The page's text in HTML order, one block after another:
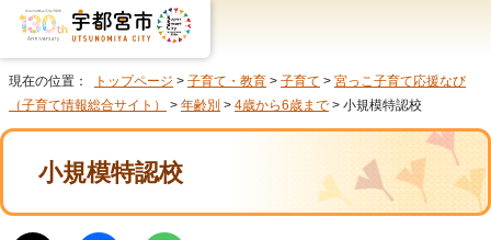
現在の位置： トップページ > 子育て・教育 > 子育て > 宮っこ子育て応援なび
（子育て情報総合サイト）
> 年齢別 > 4歳から6歳まで > 小規模特認校
小規模特認校